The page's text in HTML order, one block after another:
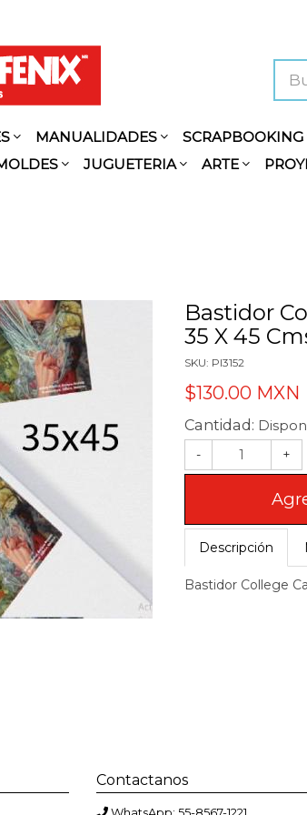
MANUALIDADES SCRAPBOOKING
JUGUETERIA ARTE
Bastidor
35 X 45
SKU: PI3152
$130.00 MXN
Cantidad:
-
+
Descripción
Bastidor College
Contactanos